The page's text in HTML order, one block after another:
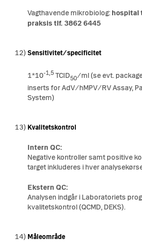
Vagthavende mikrobiolog: hospital
praksis tlf. 3862 6445
12) Sensitivitet/specificitet
1*10-1,5 TCID50/ml (se evt.
inserts forAdV/hMPV/RV Assay,
System)
13) Kvalitetskontrol
Intern QC:
Negative kontroller samt positive
target inkluderes i hver
Ekstern QC:
Analysen indgår i Laboratoriets
kvalitetskontrol (QCMD, DEKS).
14) Måleområde